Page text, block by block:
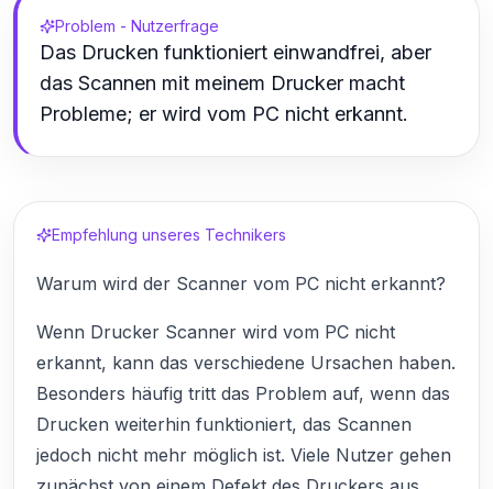
Problem - Nutzerfrage
Das Drucken funktioniert einwandfrei, aber
das Scannen mit meinem Drucker macht
Probleme; er wird vom PC nicht erkannt.
Empfehlung unseres Technikers
Warum wird der Scanner vom PC nicht erkannt?
Wenn Drucker Scanner wird vom PC nicht
erkannt, kann das verschiedene Ursachen haben.
Besonders häufig tritt das Problem auf, wenn das
Drucken weiterhin funktioniert, das Scannen
jedoch nicht mehr möglich ist. Viele Nutzer gehen